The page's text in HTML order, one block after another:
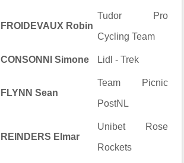
FROIDEVAUX Robin
Tudor Pro
Cycling Team
CONSONNI Simone Lidl - Trek
FLYNN Sean
Team Picnic
PostNL
REINDERS Elmar
Unibet Rose
Rockets